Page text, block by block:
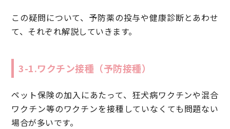
この疑問について、予防薬の投与や健康診断とあわせ
て、それぞれ解説していきます。
3-1.ワクチン接種（予防接種）
ペット保険の加入にあたって、狂犬病ワクチンや混合
ワクチン等のワクチンを接種していなくても問題ない
場合が多いです。